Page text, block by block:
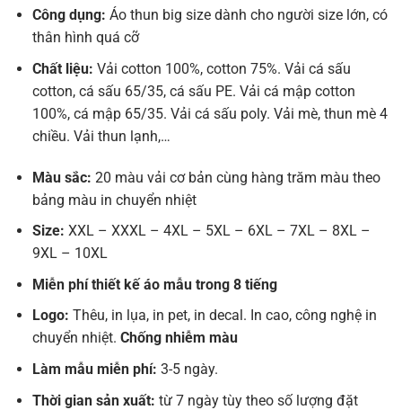
Công dụng: Áo thun big size dành cho người size lớn, có
thân hình quá cỡ
Chất liệu: Vải cotton 100%, cotton 75%. Vải cá sấu
cotton, cá sấu 65/35, cá sấu PE. Vải cá mập cotton
100%, cá mập 65/35. Vải cá sấu poly. Vải mè, thun mè 4
chiều. Vải thun lạnh,…
Màu sắc: 20 màu vải cơ bản cùng hàng trăm màu theo
bảng màu in chuyển nhiệt
Size: XXL – XXXL – 4XL – 5XL – 6XL – 7XL – 8XL –
9XL – 10XL
Miễn phí thiết kế áo mẫu trong 8 tiếng
Logo: Thêu, in lụa, in pet, in decal. In cao, công nghệ in
chuyển nhiệt. Chống nhiễm màu
Làm mẫu miễn phí: 3-5 ngày.
Thời gian sản xuất: từ 7 ngày tùy theo số lượng đặt